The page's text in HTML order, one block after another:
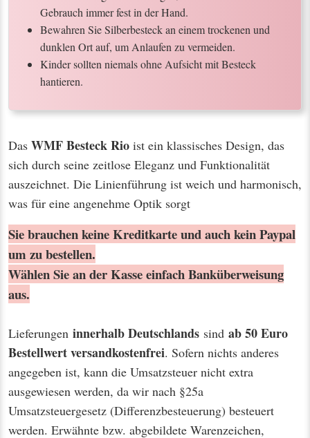
Gebrauch immer fest in der Hand.
Bewahren Sie Silberbesteck an einem trockenen und
dunklen Ort auf, um Anlaufen zu vermeiden.
Kinder sollten niemals ohne Aufsicht mit Besteck
hantieren.
Das WMF Besteck Rio ist ein klassisches Design, das
sich durch seine zeitlose Eleganz und Funktionalität
auszeichnet. Die Linienführung ist weich und harmonisch,
was für eine angenehme Optik sorgt
Sie brauchen keine Kreditkarte und auch kein Paypal
um zu bestellen.
Wählen Sie an der Kasse einfach Banküberweisung
aus.
Lieferungen innerhalb Deutschlands sind ab 50 Euro
Bestellwertversandkostenfrei. Sofern nichts anderes
angegeben ist, kann die Umsatzsteuer nicht extra
ausgewiesen werden, da wir nach §25a
Umsatzsteuergesetz (Differenzbesteuerung) besteuert
werden. Erwähnte bzw. abgebildete Warenzeichen,